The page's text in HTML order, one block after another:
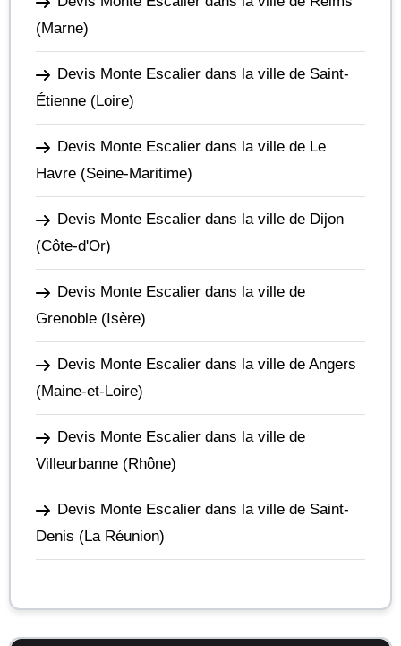
(Marne)
Devis Monte Escalier dans la ville de Saint-
Étienne (Loire)
Devis Monte Escalier dans la ville de Le
Havre (Seine-Maritime)
Devis Monte Escalier dans la ville de Dijon
(Côte-d'Or)
Devis Monte Escalier dans la ville de
Grenoble (Isère)
Devis Monte Escalier dans la ville de Angers
(Maine-et-Loire)
Devis Monte Escalier dans la ville de
Villeurbanne (Rhône)
Devis Monte Escalier dans la ville de Saint-
Denis (La Réunion)